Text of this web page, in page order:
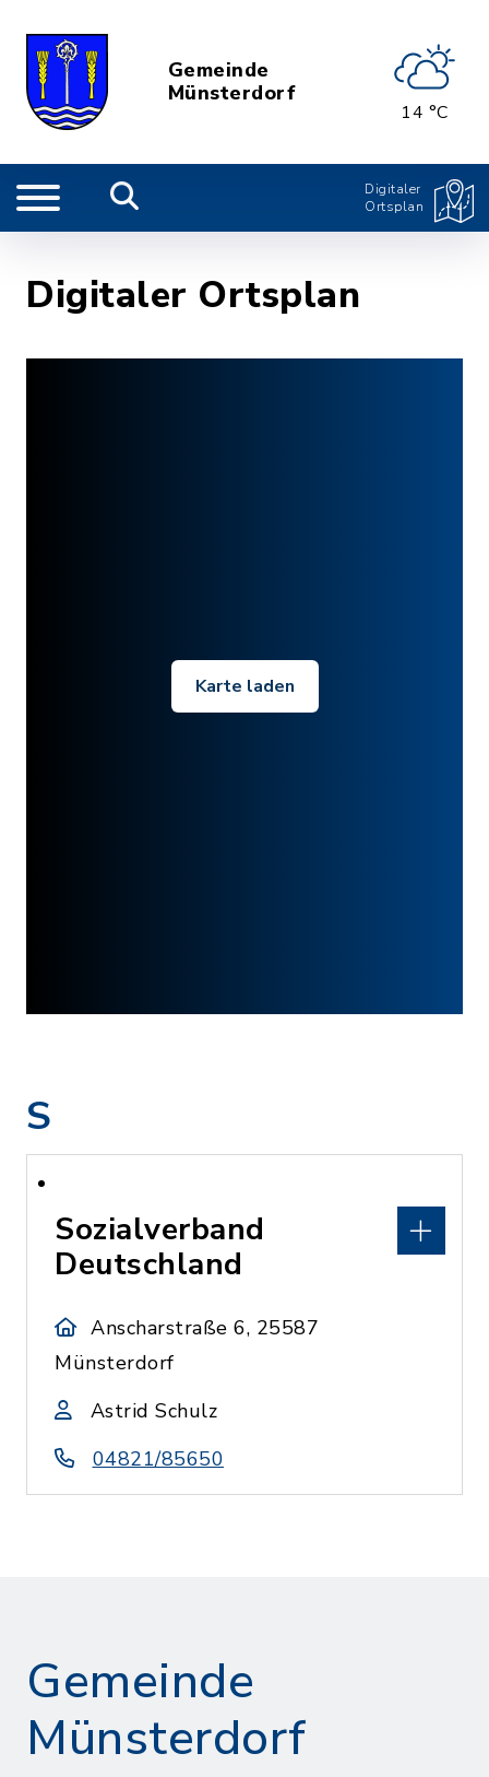
Gemeinde
Münsterdorf
14 °C
Digitaler
Ortsplan
Digitaler Ortsplan
Karte laden
S
Sozialverband
Deutschland
Anscharstraße 6, 25587
Münsterdorf
Astrid Schulz
04821/85650
Gemeinde
Münsterdorf